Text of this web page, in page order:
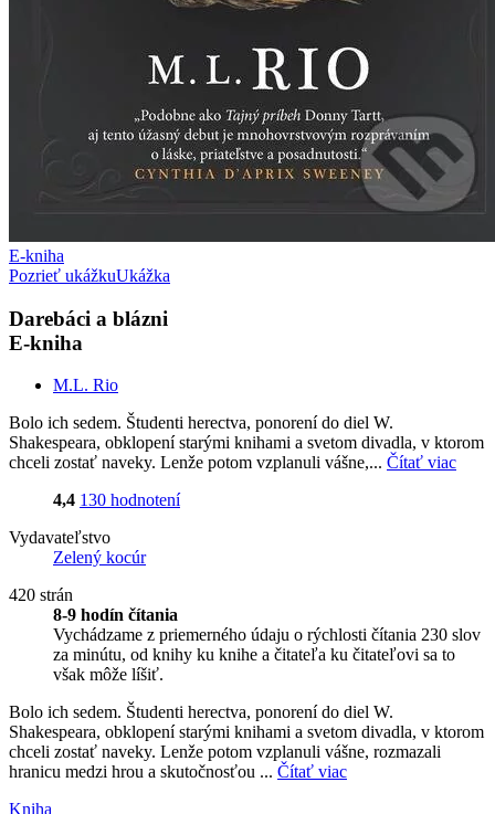
E-kniha
Pozrieť ukážkuUkážka
Darebáci a blázni
E-kniha
M.L. Rio
Bolo ich sedem. Študenti herectva, ponorení do diel W.
Shakespeara, obklopení starými knihami a svetom divadla, v ktorom
chceli zostať naveky. Lenže potom vzplanuli vášne,... Čítať viac
4,4 130 hodnotení
Vydavateľstvo
Zelený kocúr
420 strán
8-9 hodín čítania
Vychádzame z priemerného údaju o rýchlosti čítania 230 slov
za minútu, od knihy ku knihe a čitateľa ku čitateľovi sa to
však môže líšiť.
Bolo ich sedem. Študenti herectva, ponorení do diel W.
Shakespeara, obklopení starými knihami a svetom divadla, v ktorom
chceli zostať naveky. Lenže potom vzplanuli vášne, rozmazali
hranicu medzi hrou a skutočnosťou ... Čítať viac
Kniha